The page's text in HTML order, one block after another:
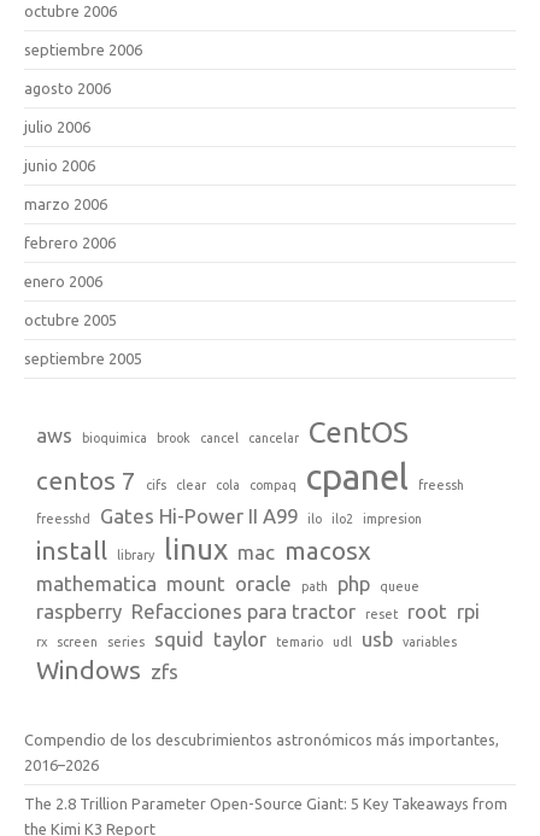
octubre 2006
septiembre 2006
agosto 2006
julio 2006
junio 2006
marzo 2006
febrero 2006
enero 2006
octubre 2005
septiembre 2005
aws bioquimica brook cancel cancelar CentOS
centos 7 cifs clear cola compaq cpanel freessh
freesshd Gates Hi-Power II A99 ilo ilo2 impresion
install library linux mac macosx
mathematica mount oracle path php queue
raspberry Refacciones para tractor reset root rpi
rx screen series squid taylor temario udl usb variables
Windows zfs
Compendio de los descubrimientos astronómicos más importantes,
2016–2026
The 2.8 Trillion Parameter Open-Source Giant: 5 Key Takeaways from
the Kimi K3 Report